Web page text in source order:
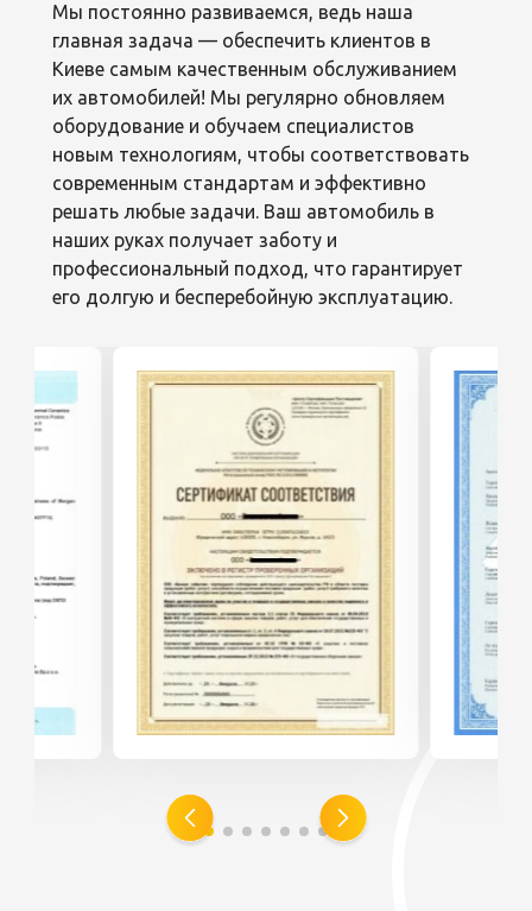
Мы постоянно развиваемся, ведь наша
главная задача — обеспечить клиентов в
Киеве самым качественным обслуживанием
их автомобилей! Мы регулярно обновляем
оборудование и обучаем специалистов
новым технологиям, чтобы соответствовать
современным стандартам и эффективно
решать любые задачи. Ваш автомобиль в
наших руках получает заботу и
профессиональный подход, что гарантирует
его долгую и бесперебойную эксплуатацию.